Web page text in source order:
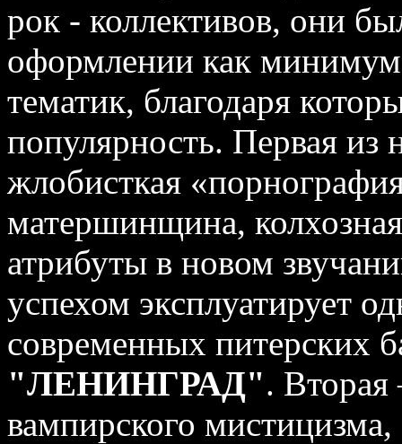
рок - коллективов, они
оформлении как
тематик, благодаря
популярность. Первая из
жлобисткая
матершинщина,
атрибуты в новом
успехом эксплуатирует
современных питерских
"ЛЕНИНГРАД". Вторая
вампирского